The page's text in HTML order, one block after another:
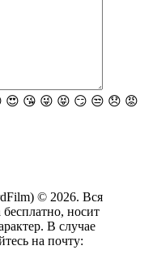
😍 😘 😜 😝 😏 😒 😞 😡
© 2026. Вся
носит
В случае
на почту: